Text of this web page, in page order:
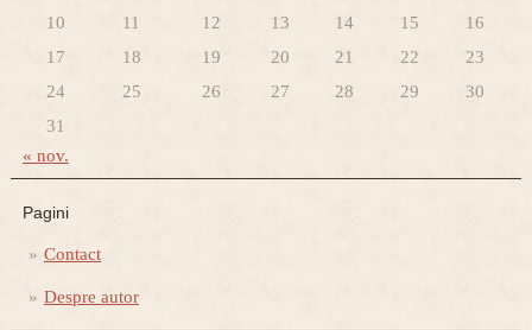
10
11 12 13 14 15
16
17
18 19 20 21 22
23
24
25 26 27 28 29
30
31
« nov.
Pagini
Contact
Despre autor